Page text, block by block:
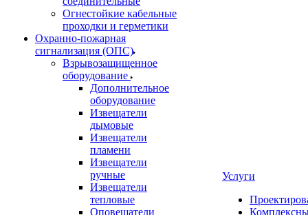
Огнестойкие кабельные
проходки и герметики
Охранно-пожарная
сигнализация (ОПС)
Взрывозащищенное
оборудование
Дополнительное
оборудование
Извещатели
дымовые
Извещатели
пламени
Извещатели
ручные
Извещатели
тепловые
Оповещатели
Услуги